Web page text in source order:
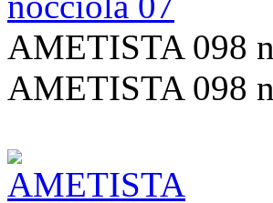
AMETISTA 098
AMETISTA 098